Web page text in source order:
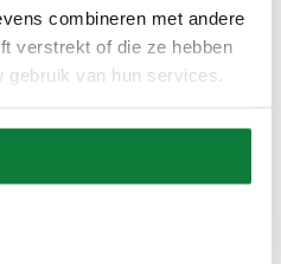
combineren met andere
verstrekt of die ze hebben
van hun services.
Black